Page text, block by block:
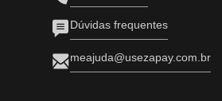
Dúvidas frequentes
meajuda@usezapay.com.br